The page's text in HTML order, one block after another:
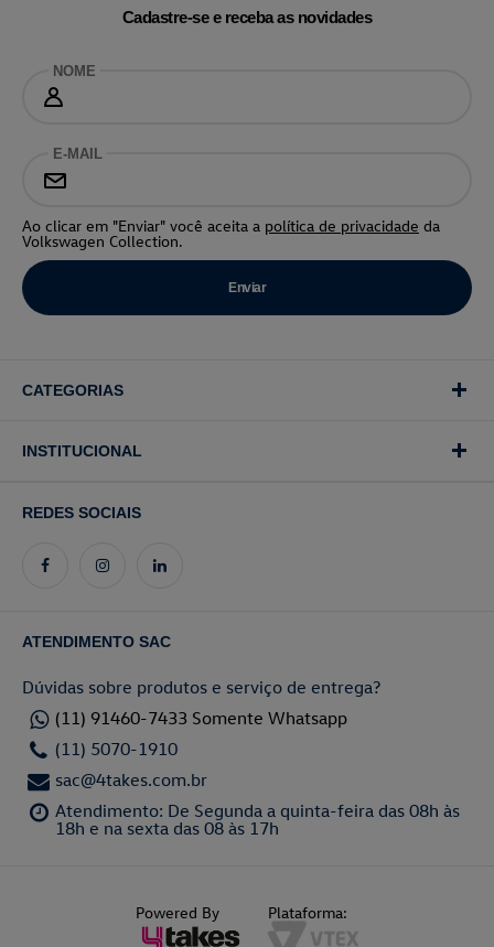
Cadastre-se e receba as novidades
NOME
E-MAIL
Ao clicar em "Enviar" você aceita a política de privacidade da
Volkswagen Collection.
CATEGORIAS
INSTITUCIONAL
REDES SOCIAIS
ATENDIMENTO SAC
Dúvidas sobre produtos e serviço de entrega?
(11) 91460-7433 Somente Whatsapp
(11) 5070-1910
sac@4takes.com.br
Atendimento: De Segunda a quinta-feira das 08h às
18h e na sexta das 08 às 17h
Powered By Plataforma: